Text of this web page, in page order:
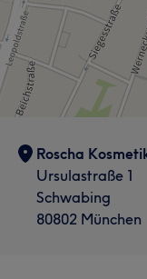
Professionell 36
Fürsorglich 19
Roscha
Ursulastraße 1
Schwabing
80802 München